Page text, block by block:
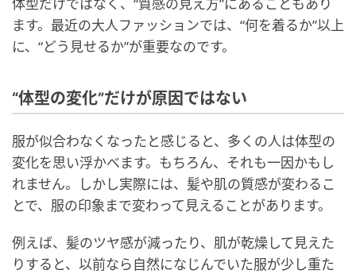
ます。最近の大人ファッションでは、“何を着るか”以上
に、“どう見せるか”が重要なのです。
“体型の変化”だけが原因ではない
服が似合わなくなったと感じると、多くの人は体型の
変化を思い浮かべます。もちろん、それも一因かもし
れません。しかし実際には、髪や肌の質感が変わるこ
とで、服の印象まで変わって見えることがあります。
例えば、髪のツヤ感が減ったり、肌が乾燥して見えた
りすると、以前なら自然になじんでいた服が少し重た